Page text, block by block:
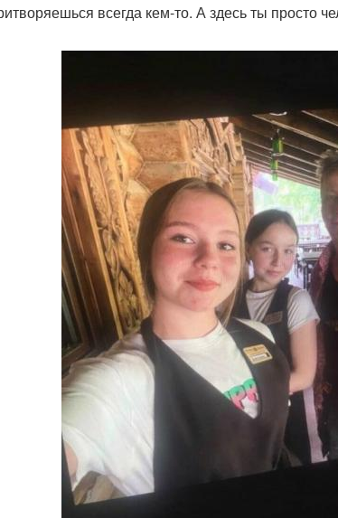
всегда кем-то. А здесь ты просто